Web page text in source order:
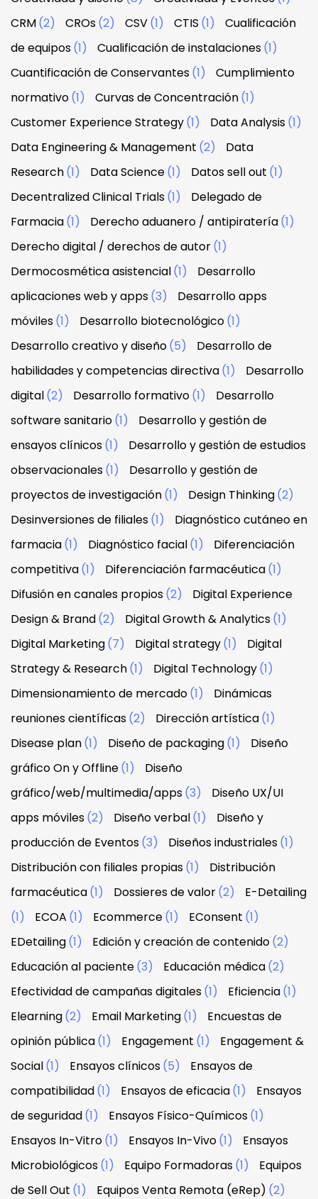
CRM(2) CROs(2) CSV(1) CTIS (1)
Cualificación
de equipos(1) Cualificación de instalaciones(1)
Cuantificación de Conservantes(1)
Cumplimiento
normativo(1) Curvas de Concentración(1)
Customer Experience Strategy(1) Data Analysis(1)
Data Engineering & Management (2)
Data
Research(1) Data Science(1) Datos sell out (1)
Decentralized Clinical Trials(1)
Delegado de
Farmacia(1) Derecho aduanero / antipiratería(1)
Derecho digital / derechos de autor(1)
Dermocosmética asistencial(1)
Desarrollo
aplicaciones web y apps(3)
Desarrollo apps
móviles(1) Desarrollo biotecnológico(1)
Desarrollo creativo y diseño(5)
Desarrollo de
habilidades y competencias directiva(1)
Desarrollo
digital(2) Desarrollo formativo(1)
Desarrollo
software sanitario(1)
Desarrollo y gestión de
ensayos clínicos(1)
Desarrollo y gestión de estudios
observacionales(1)
Desarrollo y gestión de
proyectos de investigación(1) Design Thinking(2)
Desinversiones de filiales(1)
Diagnóstico cutáneo en
farmacia(1) Diagnóstico facial(1)
Diferenciación
competitiva(1) Diferenciación farmacéutica(1)
Difusión en canales propios(2)
Digital Experience
Design & Brand(2) Digital Growth & Analytics(1)
Digital Marketing(7) Digital strategy(1)
Digital
Strategy & Research(1) Digital Technology(1)
Dimensionamiento de mercado(1)
Dinámicas
reuniones científicas(2) Dirección artística(1)
Disease plan(1) Diseño de packaging(1)
Diseño
gráfico On y Offline(1)
Diseño
gráfico/web/multimedia/apps(3)
Diseño UX/UI
apps móviles(2) Diseño verbal(1)
Diseño y
producción de Eventos(3) Diseños industriales(1)
Distribución con filiales propias(1)
Distribución
farmacéutica(1) Dossieres de valor(2)
E-Detailing
(1)
ECOA (1) Ecommerce(1) EConsent (1)
EDetailing(1) Edición y creación de contenido(2)
Educación al paciente(3) Educación médica(2)
Efectividad de campañas digitales(1) Eficiencia(1)
Elearning(2) Email Marketing(1)
Encuestas de
opinión pública(1) Engagement (1)
Engagement &
Social(1) Ensayos clínicos(5)
Ensayos de
compatibilidad(1) Ensayos de eficacia(1)
Ensayos
de seguridad(1) Ensayos Físico-Químicos(1)
Ensayos In-Vitro(1) Ensayos In-Vivo(1)
Ensayos
Microbiológicos(1) Equipo Formadoras(1)
Equipos
de Sell Out (1) Equipos Venta Remota (eRep) (2)